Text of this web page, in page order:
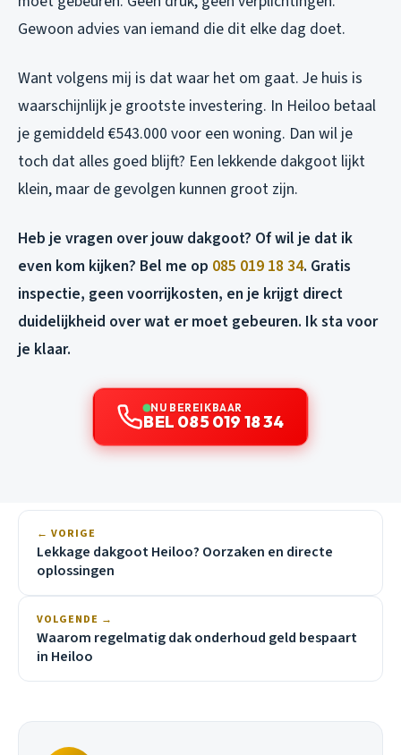
Gewoon advies van iemand die dit elke dag doet.
Want volgens mij is dat waar het om gaat. Je huis is
waarschijnlijk je grootste investering. In Heiloo betaal
je gemiddeld €543.000 voor een woning. Dan wil je
toch dat alles goed blijft? Een lekkende dakgoot lijkt
klein, maar de gevolgen kunnen groot zijn.
Heb je vragen over jouw dakgoot? Of wil je dat ik
even kom kijken? Bel me op 085 019 18 34. Gratis
inspectie, geen voorrijkosten, en je krijgt direct
duidelijkheid over wat er moet gebeuren. Ik sta voor
je klaar.
NU BEREIKBAAR
BEL 085 019 18 34
← VORIGE
Lekkage dakgoot Heiloo? Oorzaken en directe
oplossingen
VOLGENDE →
Waarom regelmatig dak onderhoud geld bespaart
in Heiloo